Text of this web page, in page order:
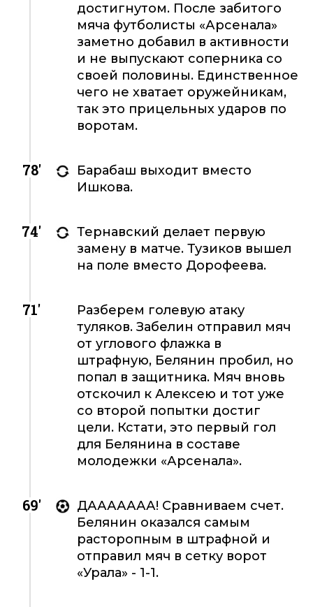
достигнутом. После забитого
мяча футболисты «Арсенала»
заметно добавил в активности
и не выпускают соперника со
своей половины. Единственное
чего не хватает оружейникам,
так это прицельных ударов по
воротам.
78'
Барабаш выходит вместо
Ишкова.
74'
Тернавский делает первую
замену в матче. Тузиков вышел
на поле вместо Дорофеева.
71'
Разберем голевую атаку
туляков. Забелин отправил мяч
от углового флажка в
штрафную, Белянин пробил, но
попал в защитника. Мяч вновь
отскочил к Алексею и тот уже
со второй попытки достиг
цели. Кстати, это первый гол
для Белянина в составе
молодежки «Арсенала».
69'
ДААААААА! Сравниваем счет.
Белянин оказался самым
расторопным в штрафной и
отправил мяч в сетку ворот
«Урала» - 1-1.